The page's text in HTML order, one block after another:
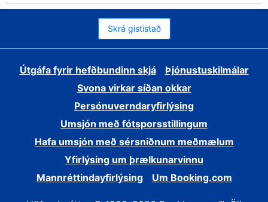
Skrá gististað
Útgáfa fyrir hefðbundinn skjá
Þjónustuskilmálar
Svona virkar síðan okkar
Persónuverndaryfirlýsing
Umsjón með fótsporsstillingum
Hafa umsjón með sérsniðnum meðmælum
Yfirlýsing um þrælkunarvinnu
Mannréttindayfirlýsing
Um Booking.com